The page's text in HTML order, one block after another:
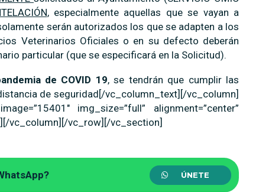
, especialmente aquellas que se vayan a
serán autorizados los que se adapten a los
Veterinarios Oficiales o en su defecto deberán
particular (que se especificará en la Solicitud).
de COVID 19, se tendrán que cumplir las
de seguridad[/vc_column_text][/vc_column]
img_size=”full” alignment=”center”
vc_column][/vc_row][/vc_section]
ÚNETE